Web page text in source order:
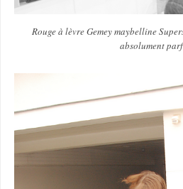
Rouge à lèvre Gemey maybelline
absolument